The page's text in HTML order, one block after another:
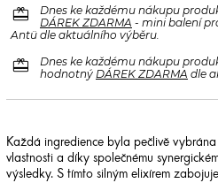
redeem
Dnes ke každému nákupu
DÁREK ZDARMA - mini balení
Antü dle aktuálního výběru.
redeem
Dnes ke každému nákupu
hodnotný DÁREK ZDARMA dle
Každá ingredience byla pečlivě
vlastnosti a díky společnému
výsledky. S tímto silným elixírem